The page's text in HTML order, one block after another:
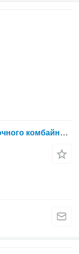
Труба выхлопная для зерноуборочного комбайна Massey Ferguson 9280